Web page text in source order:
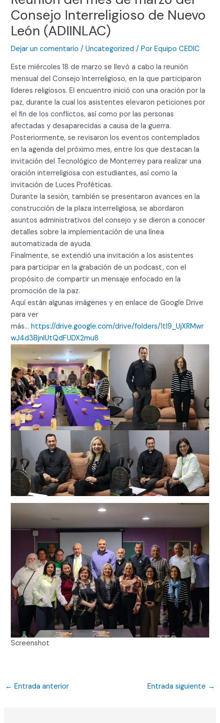
Consejo Interreligioso de Nuevo
León (ADIINLAC)
Dejar un comentario /Uncategorized / PorEquipo CEDIC
Este miércoles 18 de marzo se llevó a cabo la reunión
mensual del Consejo Interreligioso, en la que participaron
líderes religiosos. El encuentro inició con una oración por la
paz, durante la cual los asistentes elevaron peticiones por
el fin de los conflictos, así como por las personas
afectadas y desaparecidas a causa de la guerra.
Posteriormente, se revisaron los eventos contemplados
en la agenda del próximo mes, entre los que destacan la
invitación del Tecnológico de Monterrey para realizar una
oración interreligiosa con estudiantes, así como la
invitación de Luces Proféticas.
Durante la sesión, también se presentaron avances en la
construcción de la plaza interreligiosa, se abordaron
asuntos administrativos del consejo y se dieron a conocer
detalles sobre la implementación de una línea
automatizada de ayuda.
Finalmente, se extendió una invitación a los asistentes
para participar en la grabación de un podcast, con el
propósito de compartir un mensaje enfocado en la
promoción de la paz.
Aquí están algunas imágenes y en enlace de Google Drive
para ver
más…https://drive.google.com/drive/folders/1tl9_UjXRMwr
wJ4d3BjnlUtQdFUDX2mu8
Screenshot
← Entrada anterior Entrada siguiente →